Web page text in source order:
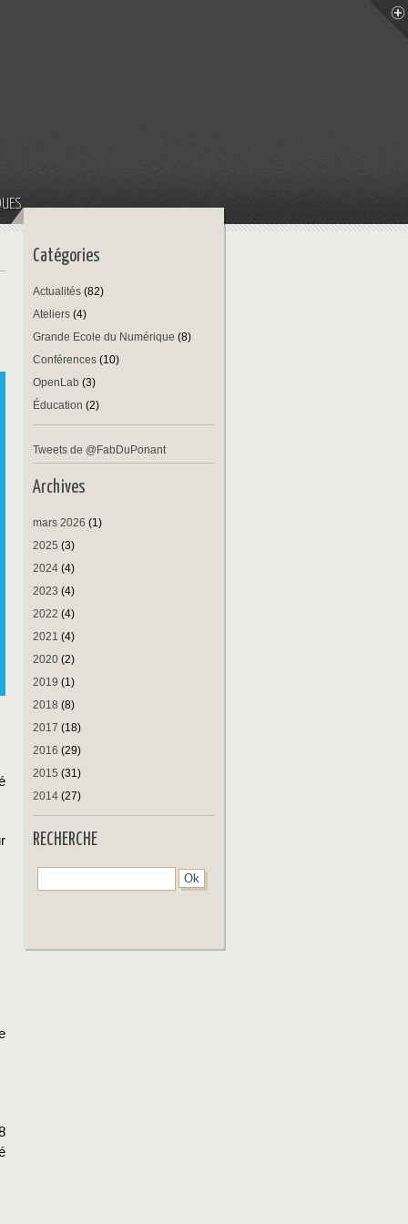
Catégories
Actualités (82)
Ateliers (4)
Grande Ecole du Numérique (8)
Conférences (10)
OpenLab (3)
Éducation (2)
Tweets de @FabDuPonant
Archives
mars 2026 (1)
2025 (3)
2024 (4)
2023 (4)
2022 (4)
2021 (4)
2020 (2)
2019 (1)
2018 (8)
2017 (18)
2016 (29)
2015 (31)
2014 (27)
RECHERCHE